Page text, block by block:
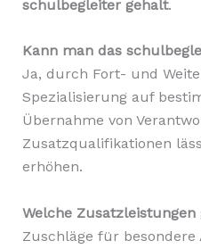
schulbegleiter gehalt.
Kann man das
Ja, durch Fort- und
Spezialisierung auf
Übernahme von
Zusatzqualifikationen
erhöhen.
Welche Zusatzleistungen
Zuschläge für